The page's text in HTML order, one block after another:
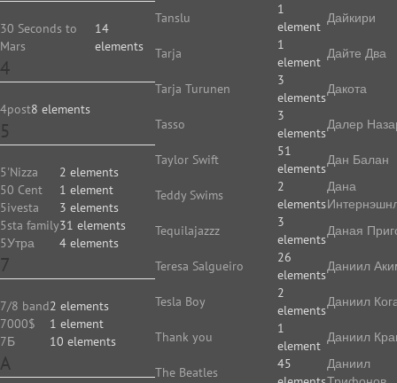
30 Seconds to
Mars
14
elements
4
4post8 elements
5
5'Nizza
2 elements
50 Cent
1 element
5ivesta
3 elements
5sta family31 elements
5Утра
4 elements
7
7/8 band2 elements
7000$
1 element
7Б
10 elements
A
Tanslu
1
element
Tarja
1
element
Tarja Turunen
3
elements
Tasso
3
elements
Taylor Swift
51
elements
Teddy Swims
2
elements
Tequilajazzz
3
elements
Teresa Salgueiro
26
elements
Tesla Boy
2
elements
Thank you
1
element
The Beatles
45
Дайкири
Дайте Два
Дакота
Далер
Дан Балан
Дана
Даная
Даниил
Даниил
Даниил
Даниил